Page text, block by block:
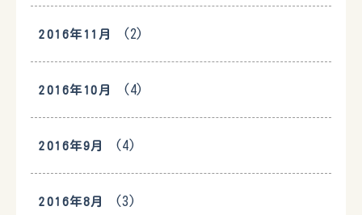
2016年11月 (2)
2016年10月 (4)
2016年9月 (4)
2016年8月 (3)